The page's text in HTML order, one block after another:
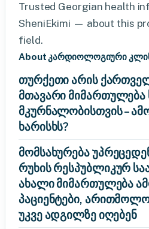
Trusted Georgian health
SheniEkimi — about this
field.
About კარდიოლოგიური
თურქეთი არის
მთავარი
მკურნალობისთვის –
ხარისხს?
მომსახურება
რუხის რესპუბლიკურ
ახალი მიმართულება
პაციენტები,
უკვე ადგილზე იღებენ